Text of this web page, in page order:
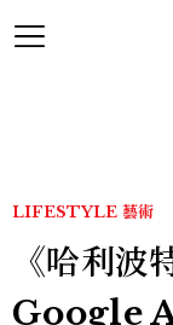
LIFESTYLE 藝術
《哈利波
Google